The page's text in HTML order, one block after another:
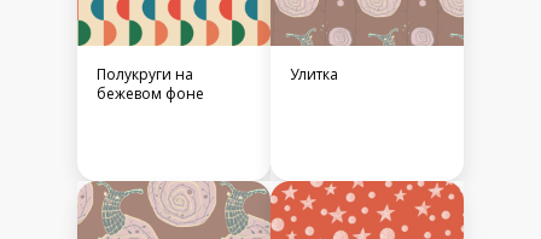
Полукруги на
бежевом фоне
Улитка